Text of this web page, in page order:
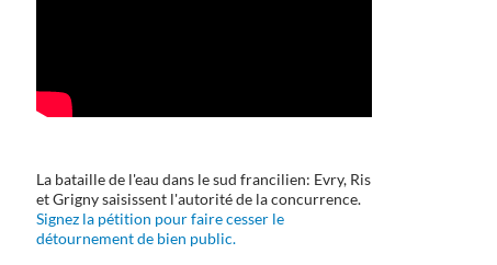
La bataille de l'eau dans le sud francilien: Evry, Ris
et Grigny saisissent l'autorité de la concurrence.
Signez la pétition pour faire cesser le
détournement de bien public.